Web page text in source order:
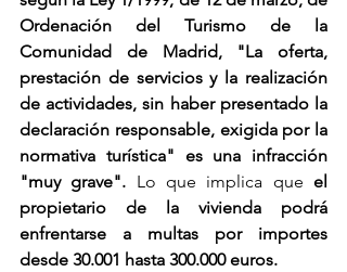
Ordenación del Turismo de la
Comunidad de Madrid, "La oferta,
prestación de servicios y la realización
de actividades, sin haber presentado la
declaración responsable, exigida por la
normativa turística" es una infracción
"muy grave". Lo que implica que el
propietario de la vivienda podrá
enfrentarse a multas por importes
desde 30.001 hasta 300.000 euros.